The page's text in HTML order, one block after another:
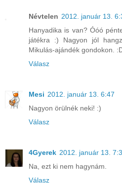
Névtelen 2012. január 13.
Hanyadika is van? Óóó
játékra :) Nagyon jól
Mikulás-ajándék gondokon.
Válasz
Mesi 2012. január 13. 6:47
Nagyon örülnék neki! :)
Válasz
4Gyerek 2012. január 13.
Na, ezt ki nem hagynám.
Válasz